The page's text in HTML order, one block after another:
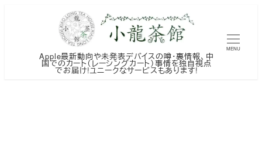
Apple最新動向や未発表デバイスの噂・裏情報、中
国でのカート（レーシングカート）事情を独自視点
でお届け!ユニークなサービスもあります!
MENU